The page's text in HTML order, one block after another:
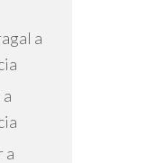
a
a